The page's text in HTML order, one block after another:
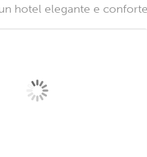
hotel elegante e